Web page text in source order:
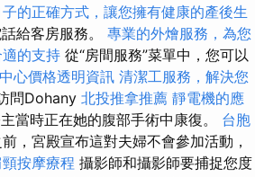
的正確方式，讓您擁有健康的產後生
給客房服務。 專業的外燴服務，為您
的支持 從“房間服務”菜單中，您可以
心價格透明資訊 清潔工服務，解決您
問Dohany 北投推拿推薦 靜電機的應
當時正在她的腹部手術中康復。 台胞
，宮殿宣布這對夫婦不會參加活動，
按摩療程 攝影師和攝影師要捕捉您度